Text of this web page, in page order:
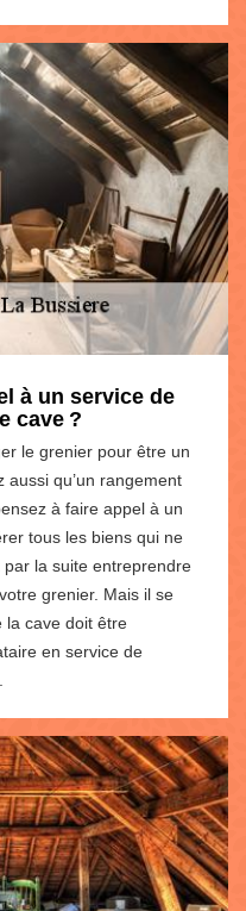
à un service de
cave ?
le grenier pour être un
qu’un rangement
à faire appel à un
tous les biens qui ne
la suite entreprendre
grenier. Mais il se
la cave doit être
en service de